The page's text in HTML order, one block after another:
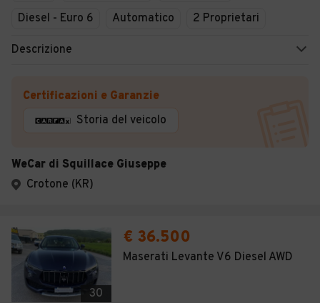
Diesel - Euro 6
Automatico 2 Proprietari
Descrizione
Certificazioni e Garanzie
Storia del veicolo
WeCar di Squillace Giuseppe
Crotone (KR)
30
€ 36.500
Maserati Levante V6 Diesel AWD